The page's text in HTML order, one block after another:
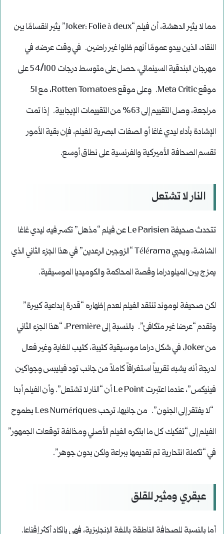
مما لا يثير الدهشة، أن فيلم “Joker: Folie à deux” يثير انقسامًا بين
النقاد، الذين يبدو عمومًا أنهم ظلوا غير راضين. في وقت عرضه في
مهرجان البندقية السينمائي، حصل على متوسط ​​درجات 54/100 على
موقع Meta Critic. وعلى موقع Rotten Tomatoes، مع 51
مراجعة، وصل التقييم إلى 63% من التقييمات الإيجابية. إذا تمت
الإشادة بأداء ليدي غاغا أو الصفات البصرية للفيلم، فإن بقية الأمور
تقسم الصحافة الأميركية والفرنسية على نطاق أوسع.
النار لا تشتعل
تتحدث صحيفة Le Parisien عن فيلم “مذهل” تكسر فيه ليدي غاغا
الشاشة، ويحيي Télérama “الزوجين الرعدين” في هذا الجزء الثاني الذي
يمزج بين الميلودراما وقصة المحاكمة والكوميديا ​​الموسيقية.
لكن صحيفة لوموند تنتقد الفيلم لعدم إظهاره “قدرة إبداعية كبيرة”
وتقدم “عرضا غير متكافئ”. بالنسبة إلى Première، “هذا الجزء الثاني
من Joker، في شكل دراما موسيقية كئيبة، كئيب للغاية وغير فعال
لدرجة أنه يشبه تقريباً استغراقاً كاملاً من جانب تود فيليبس وجواكين
فينيكس”، عندما اعتبرت Le Point أن “النار لا تشتعل”. وأن الفيلم أبدا
“لا يفتقر إلى الجنون”. من جانبها، ترحب Les Numériques بطموح
الفيلم إلى “تفكيك كل ما ابتكره الفيلم الأصلي ومخالفة توقعات الجمهور”
في “تكملة انتحارية تم تقديمها ببراعة ولكن بدون جوهر”.
عبقري ومثير للقلق
أما بالنسبة للصحافة الناطقة باللغة الإنجليزية، فهي بالكاد أكثر إقناعا.